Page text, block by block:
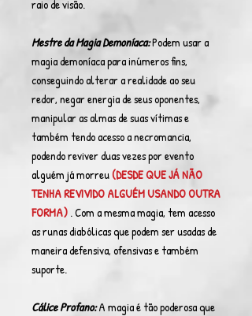
raio de visão.
Mestre da Magia Demoníaca:Podem usar a
magia demoníaca para inúmeros fins,
conseguindo alterar a realidade ao seu
redor, negar energia de seus oponentes,
manipular as almas de suas vítimas e
também tendo acesso a necromancia,
podendo reviver duas vezes por evento
alguém já morreu(DESDE QUE JÁ NÃO
TENHA REVIVIDO ALGUÉM USANDO OUTRA
FORMA). Com a mesma magia, tem acesso
as runas diabólicas que podem ser usadas de
maneira defensiva, ofensivas e também
suporte.
Cálice Profano:A magia é tão poderosa que